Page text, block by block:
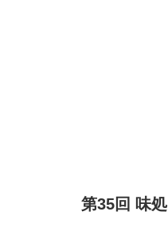
第35回 味